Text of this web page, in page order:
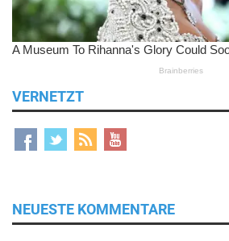
VERNETZT
NEUESTE KOMMENTARE